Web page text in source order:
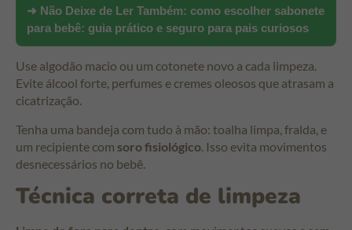
➜ Não Deixe de Ler Também: como escolher sabonete
para bebê: guia prático e seguro para pais curiosos
Use algodão macio ou um cotonete novo a cada limpeza.
Evite álcool forte, perfumes e cremes oleosos que atrasam a
cicatrização.
Tenha uma bandeja com tudo à mão: toalha limpa, fralda, e
um recipiente com soro fisiológico. Isso evita movimentos
desnecessários no bebê.
Técnica correta de limpeza